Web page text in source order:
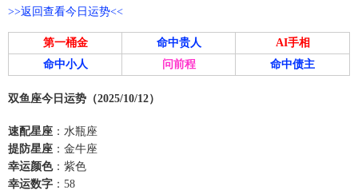
>>返回查看今日运势<<
第一桶金 命中贵人
AI手相
命中小人
问前程 命中债主
双鱼座今日运势（2025/10/12）
速配星座 ：水瓶座
提防星座 ：金牛座
幸运颜色：紫色
幸运数字 ：58